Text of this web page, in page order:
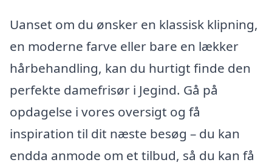
Uanset om du ønsker en klassisk klipning,
en moderne farve eller bare en lækker
hårbehandling, kan du hurtigt finde den
perfekte damefrisør i Jegind. Gå på
opdagelse i vores oversigt og få
inspiration til dit næste besøg – du kan
endda anmode om et tilbud, så du kan få